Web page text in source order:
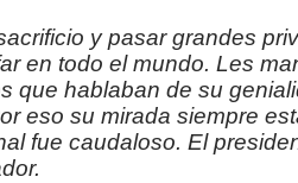
y pasar grandes
en todo el mundo. Les
que hablaban de su
eso su mirada siempre
fue caudaloso. El